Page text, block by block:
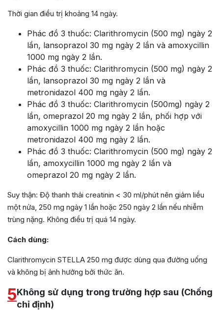
Thời gian điều trị khoảng 14 ngày.
Phác đồ 3 thuốc: Clarithromycin (500 mg) ngày 2
lần, lansoprazol 30 mg ngày 2 lần và amoxycillin
1000 mg ngày 2 lần.
Phác đồ 3 thuốc: Clarithromycin (500 mg) ngày 2
lần, lansoprazol 30 mg ngày 2 lần và
metronidazol 400 mg ngày 2 lần.
Phác đồ 3 thuốc: Clarithromycin (500mg) ngày 2
lần, omeprazol 20 mg ngày 2 lần, phối hợp với
amoxycillin 1000 mg ngày 2 lần hoặc
metronidazol 400 mg ngày 2 lần.
Phác đồ 3 thuốc: Clarithromycin (500 mg) ngày 2
lần, amoxycillin 1000 mg ngày 2 lần và
omeprazol 20 mg ngày 2 lần.
Suy thận: Độ thanh thải creatinin < 30 ml/phút nên giảm liều
một nửa, 250 mg ngày 1 lần hoặc 250 ngày 2 lần nếu nhiễm
trùng nặng. Không điều trị quá 14 ngày.
Cách dùng:
Clarithromycin STELLA 250 mg được dùng qua đường uống
và không bị ảnh hưởng bởi thức ăn.
5Không sử dụng trong trường hợp sau (Chống
chỉ định)